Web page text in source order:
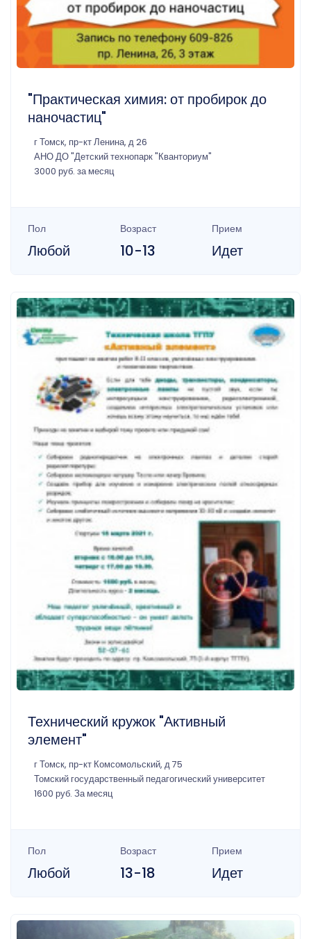
"Практическая химия: от пробирок до
наночастиц"
г Томск, пр-кт Ленина, д 26
АНО ДО "Детский технопарк "Кванториум"
3000 руб. за месяц
Пол
Любой
Возраст
10-13
Прием
Идет
Технический кружок "Активный
элемент"
г Томск, пр-кт Комсомольский, д 75
Томский государственный педагогический университет
1600 руб. За месяц
Пол
Любой
Возраст
13-18
Прием
Идет